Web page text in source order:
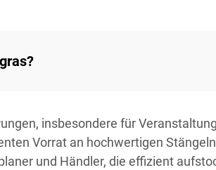
insbesondere für
Vorrat an hochwertigen
und Händler, die effizient